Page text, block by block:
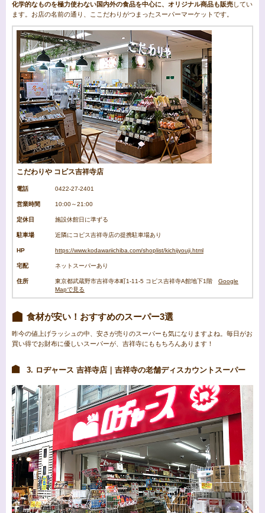
化学的なものを極力使わない国内外の食品を中心に、オリジナル商品も販売してい
ます。お店の名前の通り、ここだわりがつまったスーパーマーケットです。
こだわりや コピス吉祥寺店
電話 0422-27-2401
営業時間 10:00～21:00
定休日 施設休館日に準ずる
駐車場 近隣にコピス吉祥寺店の提携駐車場あり
HP https://www.kodawariichiba.com/shoplist/kichijyouji.html
宅配 ネットスーパーあり
住所 東京都武蔵野市吉祥寺本町1-11-5 コピス吉祥寺A館地下1階 Google
Mapで見る
食材が安い！おすすめのスーパー3選
昨今の値上げラッシュの中、安さが売りのスーパーも気になりますよね。毎日がお
買い得でお財布に優しいスーパーが、吉祥寺にももちろんあります！
3. ロヂャース 吉祥寺店｜吉祥寺の老舗ディスカウントスーパー